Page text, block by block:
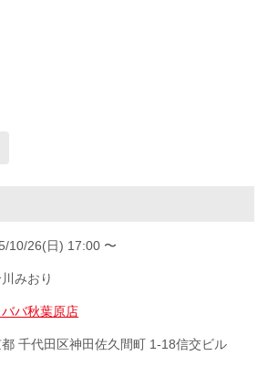
10/26(日) 17:00 〜
みおり
バ秋葉原店
千代田区神田佐久間町 1-18信交ビル